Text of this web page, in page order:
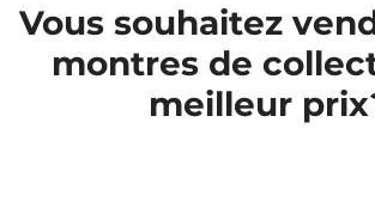
Vous souhaitez
montres de
meilleur